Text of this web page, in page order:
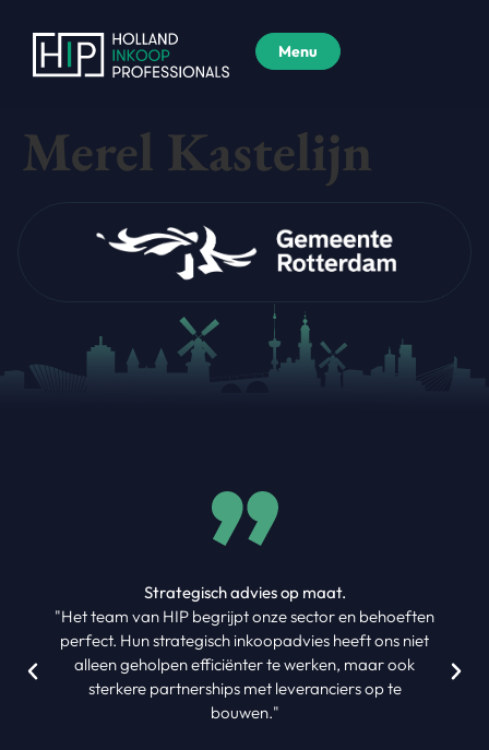
Menu
Merel Kastelijn
Strategisch advies op maat.
"Het team van HIP begrijpt onze sector en behoeften
perfect. Hun strategisch inkoopadvies heeft ons niet
alleen geholpen efficiënter te werken, maar ook
sterkere partnerships met leveranciers op te
bouwen."